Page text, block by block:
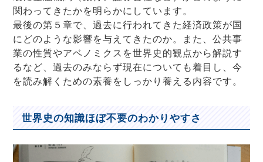
関わってきたかを明らかにしています。
最後の第５章で、過去に行われてきた経済政策が国
にどのような影響を与えてきたのか。また、公共事
業の性質やアベノミクスを世界史的観点から解説す
るなど、過去のみならず現在についても着目し、今
を読み解くための素養をしっかり養える内容です。
世界史の知識ほぼ不要のわかりやすさ